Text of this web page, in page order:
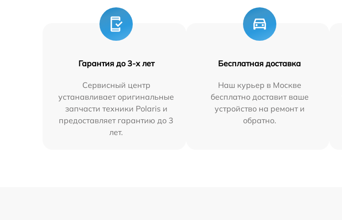
Гарантия до 3-х лет
Сервисный центр
устанавливает оригинальные
запчасти техники Polaris и
предоставляет гарантию до 3
лет.
Бесплатная доставка
Наш курьер в Москве
бесплатно доставит ваше
устройство на ремонт и
обратно.